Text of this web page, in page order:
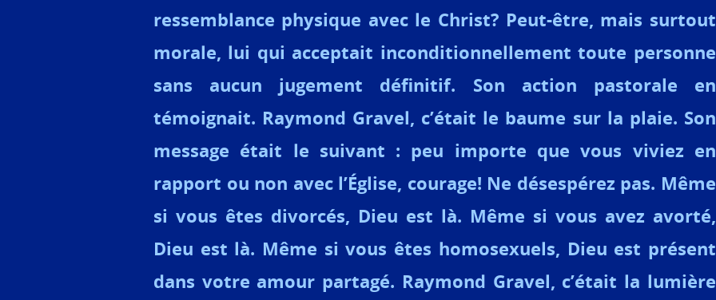
ressemblance physique avec le Christ? Peut-être, mais surtout
morale, lui qui acceptait inconditionnellement toute personne
sans aucun jugement définitif. Son action pastorale en
témoignait. Raymond Gravel, c’était le baume sur la plaie. Son
message était le suivant : peu importe que vous viviez en
rapport ou non avec l’Église, courage! Ne désespérez pas. Même
si vous êtes divorcés, Dieu est là. Même si vous avez avorté,
Dieu est là. Même si vous êtes homosexuels, Dieu est présent
dans votre amour partagé. Raymond Gravel, c’était la lumière